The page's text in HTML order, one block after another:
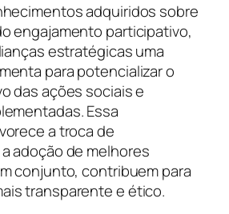
adquiridos sobre
engajamento participativo,
estratégicas uma
para potencializar o
das ações sociais e
Essa
a troca de
adoção de melhores
conjunto, contribuem para
transparente e ético.